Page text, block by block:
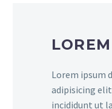
Lorem ipsum
adipisicing
incididunt ut